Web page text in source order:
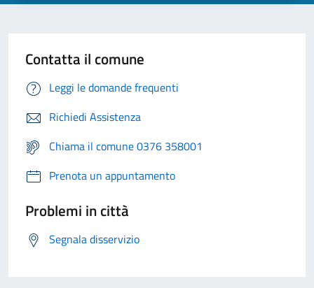
Contatta il comune
Leggi le domande frequenti
Richiedi Assistenza
Chiama il comune 0376 358001
Prenota un appuntamento
Problemi in città
Segnala disservizio